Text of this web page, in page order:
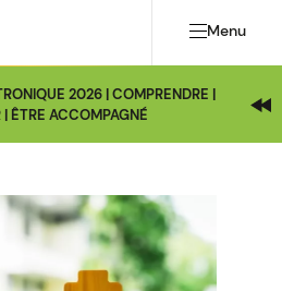
Menu
2026 | COMPRENDRE |
ÊTRE ACCOMPAGNÉ